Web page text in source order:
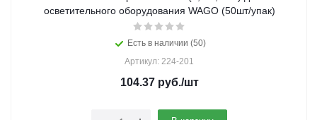
осветительного оборудования WAGO (50шт/упак)
Есть в наличии (50)
Артикул: 224-201
104.37руб./шт